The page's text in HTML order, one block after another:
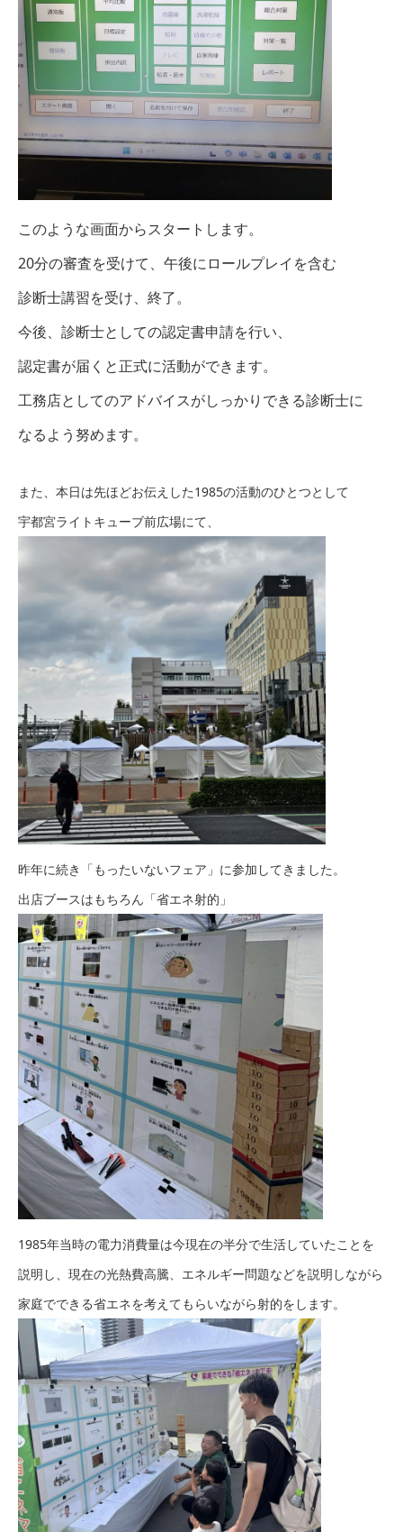
このような画面からスタートします。
20分の審査を受けて、午後にロールプレイを含む
診断士講習を受け、終了。
今後、診断士としての認定書申請を行い、
認定書が届くと正式に活動ができます。
工務店としてのアドバイスがしっかりできる診断士に
なるよう努めます。
また、本日は先ほどお伝えした1985の活動のひとつとして
宇都宮ライトキューブ前広場にて、
昨年に続き「もったいないフェア」に参加してきました。
出店ブースはもちろん「省エネ射的」
1985年当時の電力消費量は今現在の半分で生活していたことを
説明し、現在の光熱費高騰、エネルギー問題などを説明しながら
家庭でできる省エネを考えてもらいながら射的をします。